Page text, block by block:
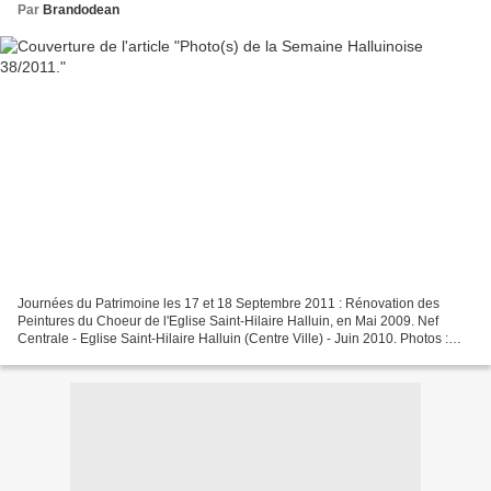
Par Brandodean
Journées du Patrimoine les 17 et 18 Septembre 2011 : Rénovation des
Peintures du Choeur de l'Eglise Saint-Hilaire Halluin, en Mai 2009. Nef
Centrale - Eglise Saint-Hilaire Halluin (Centre Ville) - Juin 2010. Photos :